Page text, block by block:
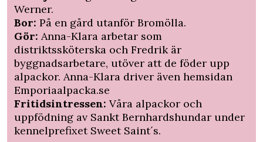
Werner.
Bor: På en gård utanför Bromölla.
Gör: Anna-Klara arbetar som
distriktssköterska och Fredrik är
byggnadsarbetare, utöver att de föder upp
alpackor. Anna-Klara driver även hemsidan
Emporiaalpacka.se
Fritidsintressen: Våra alpackor och
uppfödning av Sankt Bernhardshundar under
kennelprefixet Sweet Saint´s.